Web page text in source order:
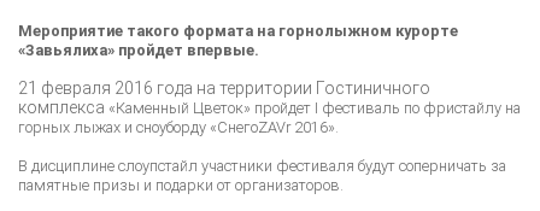
Мероприятие такого формата на горнолыжном курорте
«Завьялиха» пройдет впервые.
21 февраля 2016 года на территории Гостиничного
комплекса «Каменный Цветок» пройдет I фестиваль по фристайлу на
горных лыжах и сноуборду «СнегоZAVr 2016».
В дисциплине слоупстайл участники фестиваля будут соперничать за
памятные призы и подарки от организаторов.